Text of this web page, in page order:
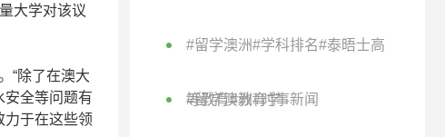
#留学澳洲#学科排名#泰晤士高
等教育#教育学
#留学澳洲#时事新闻
大学对该议
“除了在澳大
安全等问题有
于在这些领